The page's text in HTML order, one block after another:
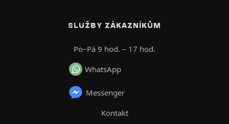
SLUŽBY ZÁKAZNÍKŮM
Po–Pá 9 hod. – 17 hod.
WhatsApp
Messenger
Kontakt